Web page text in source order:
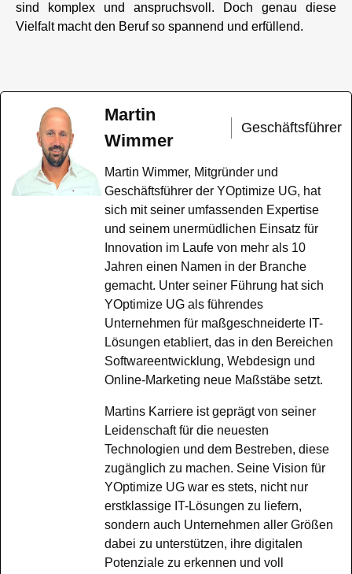
sind komplex und anspruchsvoll. Doch genau diese
Vielfalt macht den Beruf so spannend und erfüllend.
Martin
Wimmer
Geschäftsführer
Martin Wimmer, Mitgründer und
Geschäftsführer der YOptimize UG, hat
sich mit seiner umfassenden Expertise
und seinem unermüdlichen Einsatz für
Innovation im Laufe von mehr als 10
Jahren einen Namen in der Branche
gemacht. Unter seiner Führung hat sich
YOptimize UG als führendes
Unternehmen für maßgeschneiderte IT-
Lösungen etabliert, das in den Bereichen
Softwareentwicklung, Webdesign und
Online-Marketing neue Maßstäbe setzt.
Martins Karriere ist geprägt von seiner
Leidenschaft für die neuesten
Technologien und dem Bestreben, diese
zugänglich zu machen. Seine Vision für
YOptimize UG war es stets, nicht nur
erstklassige IT-Lösungen zu liefern,
sondern auch Unternehmen aller Größen
dabei zu unterstützen, ihre digitalen
Potenziale zu erkennen und voll